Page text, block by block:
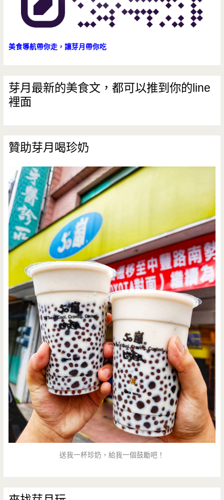
美食導航帶你走，讓芽月帶你吃
芽月最新的美食文，都可以推到你的line
裡面
贊助芽月喝珍奶
送我一杯珍奶，給我一個鼓勵吧！